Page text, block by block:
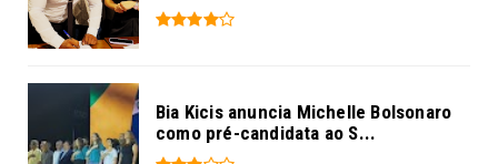
Bia Kicis anuncia Michelle Bolsonaro
como pré-candidata ao S...